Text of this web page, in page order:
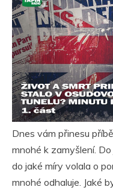
Dnes vám přinesu
mnohé k zamyšlení.
do jaké míry volala o
mnohé odhaluje. Jaké